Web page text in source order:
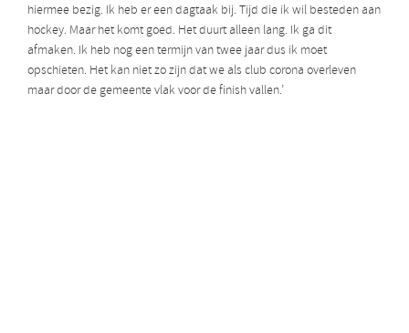
hiermee bezig. Ik heb er een dagtaak bij. Tijd die ik wil besteden aan
hockey. Maar het komt goed. Het duurt alleen lang. Ik ga dit
afmaken. Ik heb nog een termijn van twee jaar dus ik moet
opschieten. Het kan niet zo zijn dat we als club corona overleven
maar door de gemeente vlak voor de finish vallen.’